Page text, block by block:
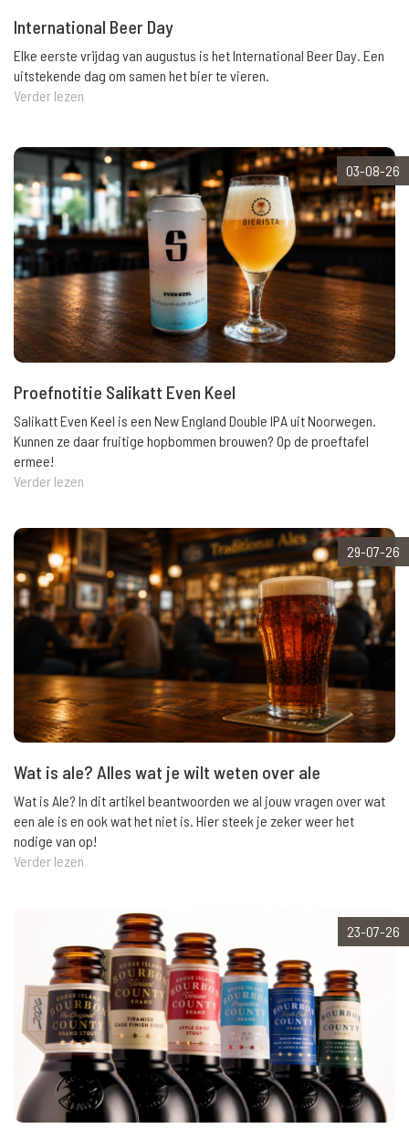
International Beer Day
Elke eerste vrijdag van augustus is het International Beer Day. Een
uitstekende dag om samen het bier te vieren.
Verder lezen
03-08-26
Proefnotitie Salikatt Even Keel
Salikatt Even Keel is een New England Double IPA uit Noorwegen.
Kunnen ze daar fruitige hopbommen brouwen? Op de proeftafel
ermee!
Verder lezen
29-07-26
Wat is ale? Alles wat je wilt weten over ale
Wat is Ale? In dit artikel beantwoorden we al jouw vragen over wat
een ale is en ook wat het niet is. Hier steek je zeker weer het
nodige van op!
Verder lezen
23-07-26